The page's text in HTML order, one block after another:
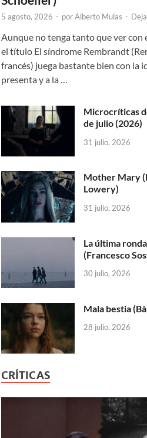
5 agosto, 2026 - porAlberto Mulas -
Aunque no tenga tanto que ver con
el título El síndrome Rembrandt
francés) juega bastante bien con la
presenta y a la …
Microcríticas
de julio (2026)
31 julio, 2026
Mother Mary
Lowery)
31 julio, 2026
La última
(Francesco
30 julio, 2026
Mala bestia
28 julio, 2026
CRÍTICAS